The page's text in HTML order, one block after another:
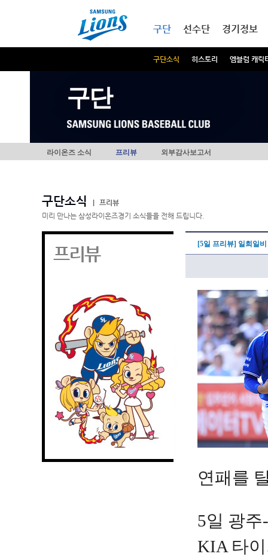
구단
구단소식 히스토리 엠블럼 캐릭
선수단 경기정보
구단
라이온즈 소식 프리뷰 외부감사보고서
구단소식
프리뷰
미리 만나는 삼성라이온즈경기 소식들을 전해 드립니다.
프리뷰 [5일 프리뷰] 일희일
연패를
5일 광
KIA 타